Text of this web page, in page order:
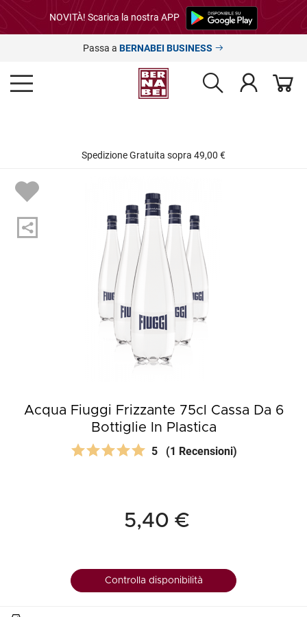
NOVITÀ! Scarica la nostra APP
Passa a BERNABEI BUSINESS
Spedizione Gratuita sopra 49,00 €
Acqua Fiuggi Frizzante 75cl Cassa Da 6
Bottiglie In Plastica
5 (1 Recensioni)
5,40 €
Controlla disponibilità